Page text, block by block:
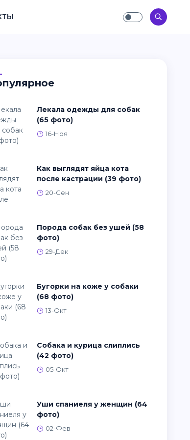
Лекала одежды для собак
(65 фото)
16-Ноя
Как выглядят яйца кота
после кастрации (39 фото)
20-Сен
Порода собак без ушей (58
фото)
29-Дек
Бугорки на коже у собаки
(68 фото)
13-Окт
Собака и курица слиплись
(42 фото)
05-Окт
Уши спаниеля у женщин (64
фото)
02-Фев